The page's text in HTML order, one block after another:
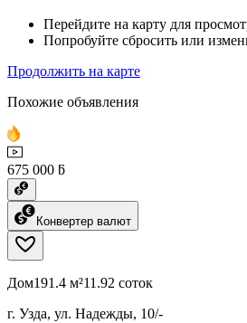
Перейдите на карту для
Попробуйте сбросить или
Продолжить на карте
Похожие объявления
675 000 ƃ
Конвертер валют
Дом191.4 м²11.92 соток
г. Узда, ул. Надежды, 10/-